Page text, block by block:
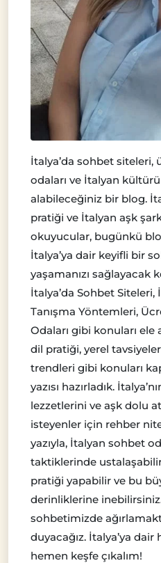
İtalya’da sohbet siteleri,
odaları ve İtalyan
alabileceğiniz bir blog.
pratiği ve İtalyan aşk
okuyucular, bugünkü
İtalya’ya dair keyifli bir
yaşamanızı sağlayacak
İtalya’da Sohbet Siteleri,
Tanışma Yöntemleri,
Odaları gibi konuları
dil pratiği, yerel
trendleri gibi konuları
yazısı hazırladık.
lezzetlerini ve aşk dolu
isteyenler için rehber
yazıyla, İtalyan sohbet
taktiklerinde
pratiği yapabilir ve bu
derinliklerine
sohbetimizde
duyacağız. İtalya’ya dair
hemen keşfe çıkalım!